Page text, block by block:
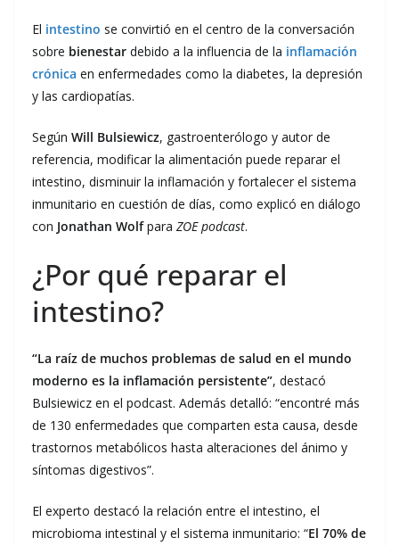
El intestino se convirtió en el centro de la conversación
sobre bienestar debido a la influencia de la inflamación
crónica en enfermedades como la diabetes, la depresión
y las cardiopatías.
Según Will Bulsiewicz, gastroenterólogo y autor de
referencia, modificar la alimentación puede reparar el
intestino, disminuir la inflamación y fortalecer el sistema
inmunitario en cuestión de días, como explicó en diálogo
con Jonathan Wolfpara ZOE podcast.
¿Por qué reparar el
intestino?
“La raíz de muchos problemas de salud en el mundo
moderno es la inflamación persistente”, destacó
Bulsiewicz en el podcast. Además detalló: “encontré más
de 130 enfermedades que comparten esta causa, desde
trastornos metabólicos hasta alteraciones del ánimo y
síntomas digestivos”.
El experto destacó la relación entre el intestino, el
microbioma intestinal y el sistema inmunitario: “El 70% de